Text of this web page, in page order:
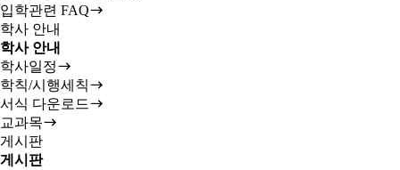
입학관련 FAQ
학사 안내
학사 안내
학사일정
학칙/시행세칙
서식 다운로드
교과목
게시판
게시판